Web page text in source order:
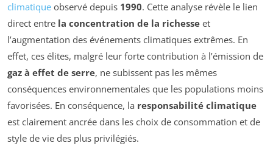
climatique observé depuis 1990. Cette analyse révèle le lien
direct entre la concentration de la richesse et
l’augmentation des événements climatiques extrêmes. En
effet, ces élites, malgré leur forte contribution à l’émission de
gaz à effet de serre, ne subissent pas les mêmes
conséquences environnementales que les populations moins
favorisées. En conséquence, la responsabilité climatique
est clairement ancrée dans les choix de consommation et de
style de vie des plus privilégiés.